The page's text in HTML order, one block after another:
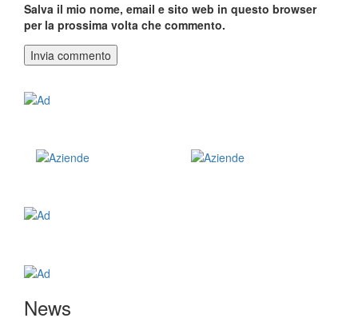
Salva il mio nome, email e sito web in questo browser
per la prossima volta che commento.
News